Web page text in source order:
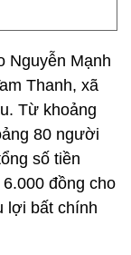
Nguyễn Mạnh
Thanh, xã
Từ khoảng
80 người
số tiền
đồng cho
lợi bất chính